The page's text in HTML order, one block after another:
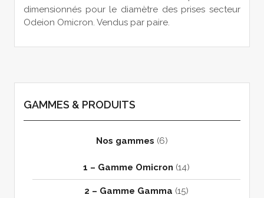
dimensionnés pour le diamètre des prises secteur
Odeion Omicron. Vendus par paire.
GAMMES & PRODUITS
Nos gammes (6)
1 – Gamme Omicron (14)
2 – Gamme Gamma (15)